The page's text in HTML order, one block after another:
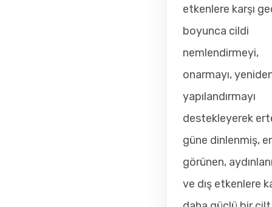
etkenlere karşı
boyunca cildi
nemlendirmeyi,
onarmayı,
yapılandırmayı
destekleyerek
güne dinlenmiş,
görünen,
ve dış etkenlere